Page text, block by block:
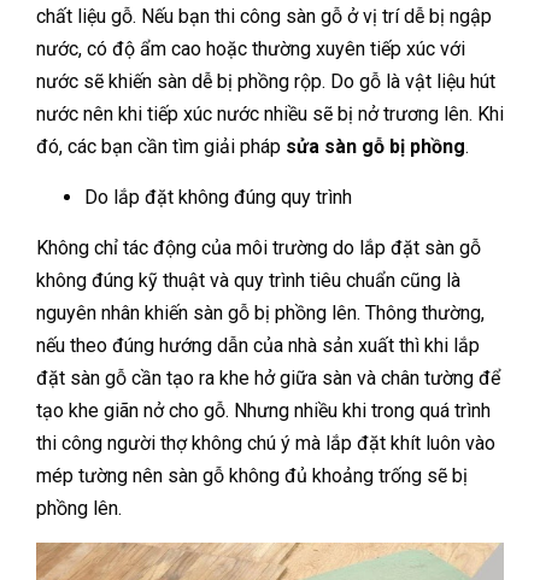
chất liệu gỗ. Nếu bạn thi công sàn gỗ ở vị trí dễ bị ngập
nước, có độ ẩm cao hoặc thường xuyên tiếp xúc với
nước sẽ khiến sàn dễ bị phồng rộp. Do gỗ là vật liệu hút
nước nên khi tiếp xúc nước nhiều sẽ bị nở trương lên. Khi
đó, các bạn cần tìm giải pháp sửa sàn gỗ bị phồng.
Do lắp đặt không đúng quy trình
Không chỉ tác động của môi trường do lắp đặt sàn gỗ
không đúng kỹ thuật và quy trình tiêu chuẩn cũng là
nguyên nhân khiến sàn gỗ bị phồng lên. Thông thường,
nếu theo đúng hướng dẫn của nhà sản xuất thì khi lắp
đặt sàn gỗ cần tạo ra khe hở giữa sàn và chân tường để
tạo khe giãn nở cho gỗ. Nhưng nhiều khi trong quá trình
thi công người thợ không chú ý mà lắp đặt khít luôn vào
mép tường nên sàn gỗ không đủ khoảng trống sẽ bị
phồng lên.